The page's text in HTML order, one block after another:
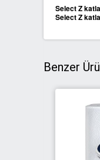
Select Z
Select Z
Benzer